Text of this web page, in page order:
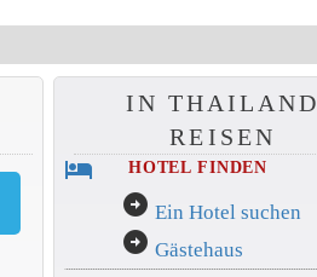
IN THAILAND
REISEN
hotel HOTEL FINDEN
arrow_circle_right Ein Hotel suchen
arrow_circle_right Gästehaus